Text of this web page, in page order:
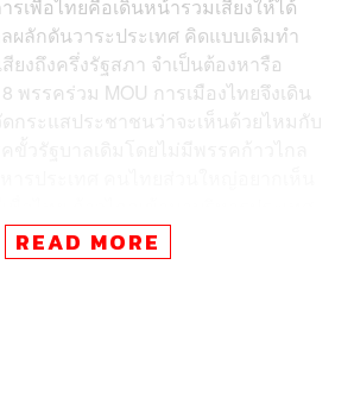
รเพื่อไทยคือเดินหน้ารวมเสียงให้ได้
ผลักดันวาระประเทศ คิดแบบเดิมทำ
ยงถึงครึ่งรัฐสภา จำเป็นต้องหารือ
พรรคร่วม MOU การเมืองไทยจึงเดิน
ดกระแสประชาชนว่าจะเห็นด้วยไหมกับ
รือคนไทยส่วนใหญ่รอได้ เพราะไม่เอา
นี่คือทางแพร่งวัดใจพรรคเพื่อไทย
READ MORE